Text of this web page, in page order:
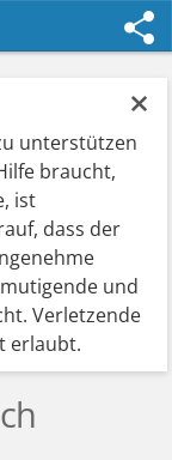
×
unterstützen
braucht,
ist
dass der
und
Verletzende
erlaubt.